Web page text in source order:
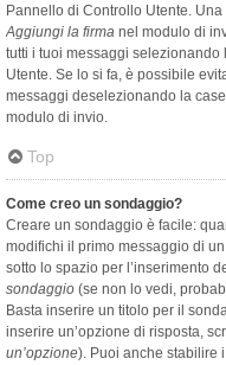
Pannello di Controllo Utente.
Aggiungi la firma nel modulo di
tutti i tuoi messaggi
Utente. Se lo si fa, è possibile
messaggi deselezionando la
modulo di invio.
Top
Come creo un sondaggio?
Creare un sondaggio è facile:
modifichi il primo messaggio di
sotto lo spazio per l’inserimento
sondaggio (se non lo vedi,
Basta inserire un titolo per il
inserire un’opzione di risposta,
un’opzione). Puoi anche stabilire